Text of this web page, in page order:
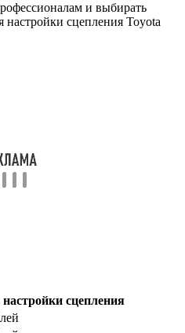
и выбирать
настройки сцепления Toyota
сцепления